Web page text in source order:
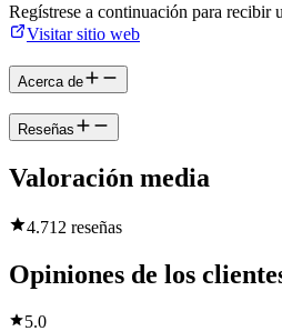
Regístrese a continuación para recibir
Visitar sitio web
Acerca de
Reseñas
Valoración media
4.712 reseñas
Opiniones de los
5.0